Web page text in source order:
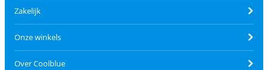
Zakelijk
Onze winkels
Over Coolblue